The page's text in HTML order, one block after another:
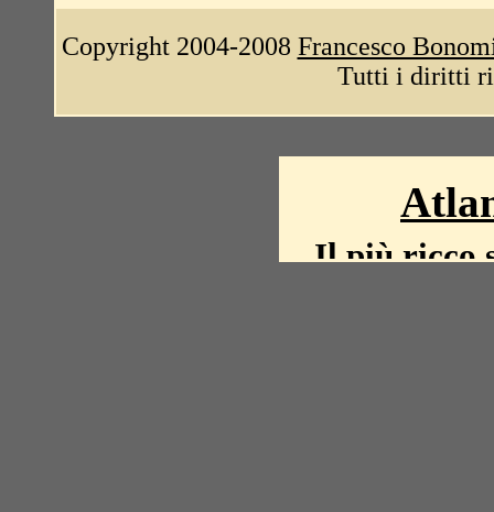
Copyright 2004-2008 Francesco
Tutti i diritti
Il più ricco